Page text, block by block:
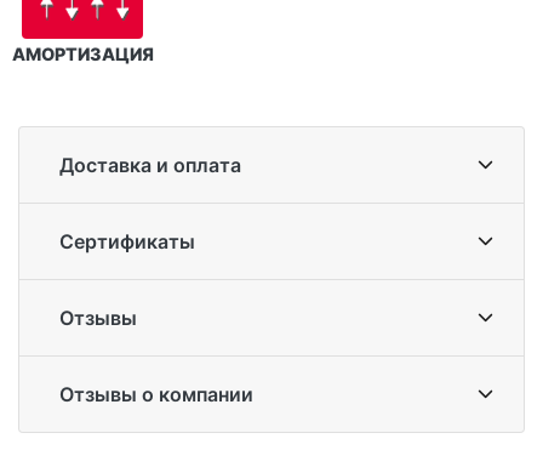
АМОРТИЗАЦИЯ
Доставка и оплата
Сертификаты
Отзывы
Отзывы о компании